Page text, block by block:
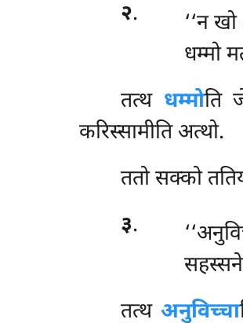
२. ‘‘नखो
धम्मो
तत्थ धम्मोति
करिस्सामीति अत्थो.
ततो सक्को
३.
तत्थ अनुविच्चा